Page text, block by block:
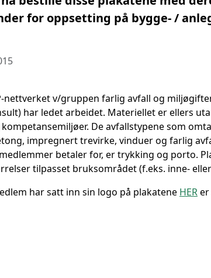
for oppsetting på bygge- /
nettverket v/gruppen farlig avfall og
har ledet arbeidet. Materiellet er ellers
De avfallstypene som
impregnert trevirke, vinduer og farlig
betaler for, er trykking og porto.
tilpasset bruksområdet (f.eks. inne-
har satt inn sin logo på plakatene HERer